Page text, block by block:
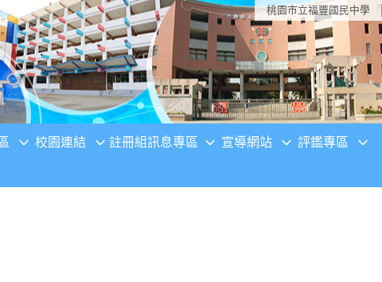
桃園市立福豐國民中學
校園連結 註冊組訊息專區 宣導網站 評鑑專區